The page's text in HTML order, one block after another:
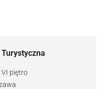
VI piętro